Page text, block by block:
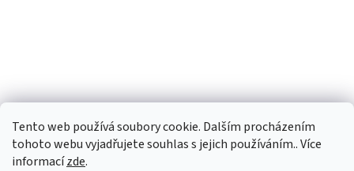
Tento web používá soubory cookie. Dalším procházením
tohoto webu vyjadřujete souhlas s jejich používáním.. Více
informacízde.